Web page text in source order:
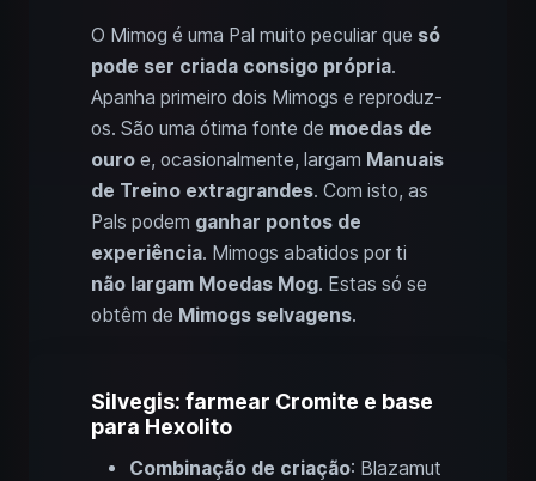
O Mimog é uma Pal muito peculiar que só
pode ser criada consigo própria.
Apanha primeiro dois Mimogs e reproduz-
os. São uma ótima fonte de moedas de
ouro e, ocasionalmente, largam Manuais
de Treino extragrandes. Com isto, as
Pals podem ganhar pontos de
experiência. Mimogs abatidos por ti
não largam Moedas Mog. Estas só se
obtêm de Mimogs selvagens.
Silvegis: farmear Cromite e base
para Hexolito
Combinação de criação: Blazamut